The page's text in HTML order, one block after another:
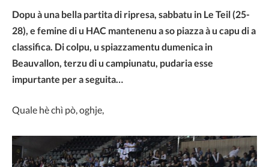
Dopu à una bella partita di ripresa, sabbatu in Le Teil (25-
28), e femine di u HAC mantenenu a so piazza à u capu di a
classifica. Di colpu, u spiazzamentu dumenica in
Beauvallon, terzu di u campiunatu, pudaria esse
impurtante per a seguita…
Quale hè chì pò, oghje,